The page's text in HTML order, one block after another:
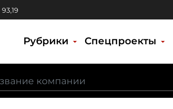
93,19
Рубрики Спецпроекты